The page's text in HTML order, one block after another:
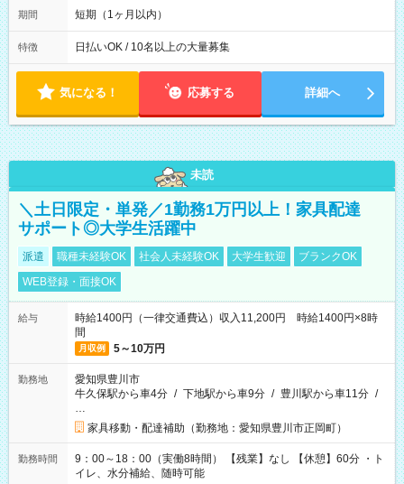
※週3~5日勤務(勤務日数応相談) ※期間前から勤務スタートも可
り ※夜勤シフトあり
期間 短期（1ヶ月以内）
特徴 日払いOK / 10名以上の大量募集
気になる！ 応募する 詳細へ
未読
＼土日限定・単発／1勤務1万円以上！家具配達
サポート◎大学生活躍中
派遣 職種未経験OK 社会人未経験OK 大学生歓迎
ブランクOK
WEB登録・面接OK
給与
時給1400円（一律交通費込）収入11,200円 時給1400円×8時
間
月収例 5～10万円
勤務地
愛知県豊川市
牛久保駅から車4分 / 下地駅から車9分 / 豊川駅から車11分 /
…
家具移動・配達補助（勤務地：愛知県豊川市正岡町）
勤務時間
9：00～18：00（実働8時間） 【残業】なし 【休憩】60分 ・ト
イレ、水分補給、随時可能